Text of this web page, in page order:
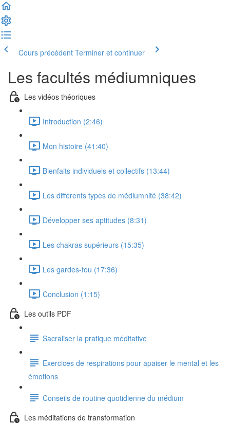
Cours précédent Terminer et continuer
Les facultés médiumniques
Les vidéos théoriques
Introduction (2:46)
Mon histoire (41:40)
Bienfaits individuels et collectifs (13:44)
Les différents types de médiumnité (38:42)
Développer ses aptitudes (8:31)
Les chakras supérieurs (15:35)
Les gardes-fou (17:36)
Conclusion (1:15)
Les outils PDF
Sacraliser la pratique méditative
Exercices de respirations pour apaiser le mental et les
émotions
Conseils de routine quotidienne du médium
Les méditations de transformation